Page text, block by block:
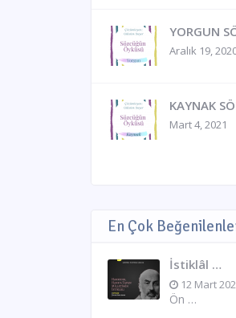
YORGUN
Aralık 19,
KAYNAK
Mart 4, 2021
En Çok
İstiklâl …
12 Mart
Ön …